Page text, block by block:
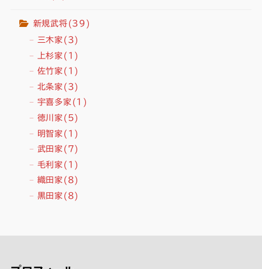
新規武将 (39)
三木家 (3)
上杉家 (1)
佐竹家 (1)
北条家 (3)
宇喜多家 (1)
徳川家 (5)
明智家 (1)
武田家 (7)
毛利家 (1)
織田家 (8)
黒田家 (8)